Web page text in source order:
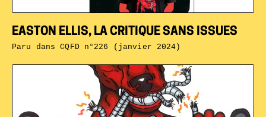
EASTON ELLIS, LA CRITIQUE SANS ISSUES
Paru dansCQFD n°226 (janvier 2024)